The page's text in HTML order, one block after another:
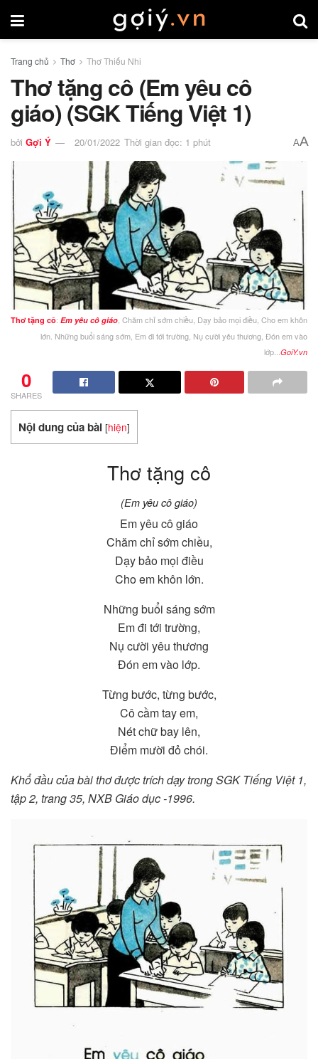
Trang chủ Thơ Thơ Thiếu Nhi
Thơ tặng cô (Em yêu cô
giáo) (SGK Tiếng Việt 1)
bởi Gợi Ý 20/01/2022 Thời gian đọc: 1 phút AA
Thơ tặng cô: Em yêu cô giáo , Chăm chỉ sớm chiều, Dạy bảo mọi điều, Cho em khôn
lớn. Những buổi sáng sớm, Em đi tới trường, Nụ cười yêu thương, Đón em vào
lớp... GoiY.vn
0
SHARES
Nội dung của bài [hiện]
Thơ tặng cô
(Em yêu cô giáo)
Em yêu cô giáo
Chăm chỉ sớm chiều,
Dạy bảo mọi điều
Cho em khôn lớn.
Những buổi sáng sớm
Em đi tới trường,
Nụ cười yêu thương
Đón em vào lớp.
Từng bước, từng bước,
Cô cầm tay em,
Nét chữ bay lên,
Điểm mười đỏ chói.
Khổ đầu của bài thơ được trích dạy trong SGK Tiếng Việt 1,
tập 2, trang 35, NXB Giáo dục -1996.